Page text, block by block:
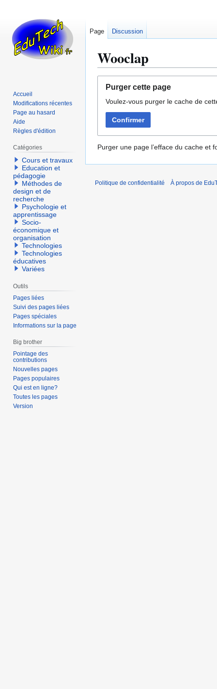
Wooclap
navigation
recherche
Purger cette page
Voulez-vous purger le cache de
Confirmer
Purger une page l’efface du cache et
Page Discussion
Accueil
Modifications récentes
Page au hasard
Aide
Règles d'édition
Catégories
Cours et travaux
Education et
pédagogie
Méthodes de
design et de
recherche
Psychologie et
apprentissage
Socio-
économique et
organisation
Technologies
Technologies
éducatives
Variées
Outils
Pages liées
Suivi des pages liées
Pages spéciales
Informations sur la page
Big brother
Pointage des
contributions
Nouvelles pages
Pages populaires
Qui est en ligne?
Toutes les pages
Version
Politique de confidentialité À propos de